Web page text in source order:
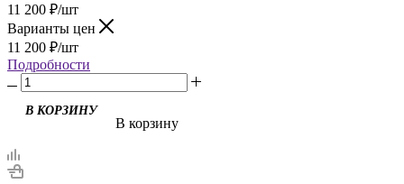
11 200 ₽/шт
Варианты цен
11 200 ₽/шт
Подробности
В корзину